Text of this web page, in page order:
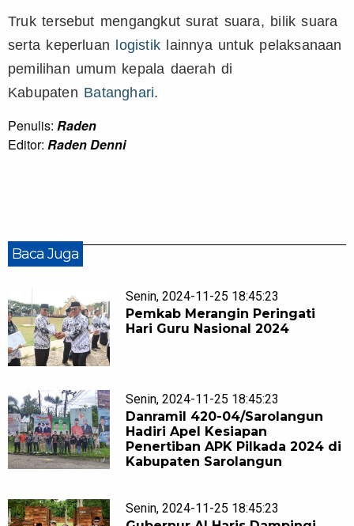
Truk tersebut mengangkut surat suara, bilik suara
serta keperluan
logistik lainnya untuk pelaksanaan
pemilihan umum kepala daerah di
Kabupaten Batanghari.
Penulis: Raden
Editor: Raden Denni
Baca Juga
Senin, 2024-11-25 18:45:23
Pemkab Merangin Peringati
Hari Guru Nasional 2024
Senin, 2024-11-25 18:45:23
Danramil 420-04/Sarolangun
Hadiri Apel Kesiapan
Penertiban APK Pilkada 2024 di
Kabupaten Sarolangun
Senin, 2024-11-25 18:45:23